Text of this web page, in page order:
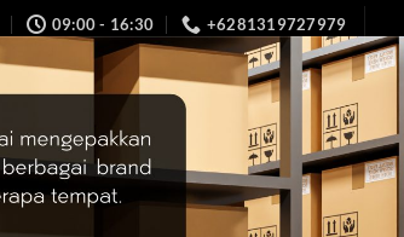
09:00 - 16:30 +6281319727979